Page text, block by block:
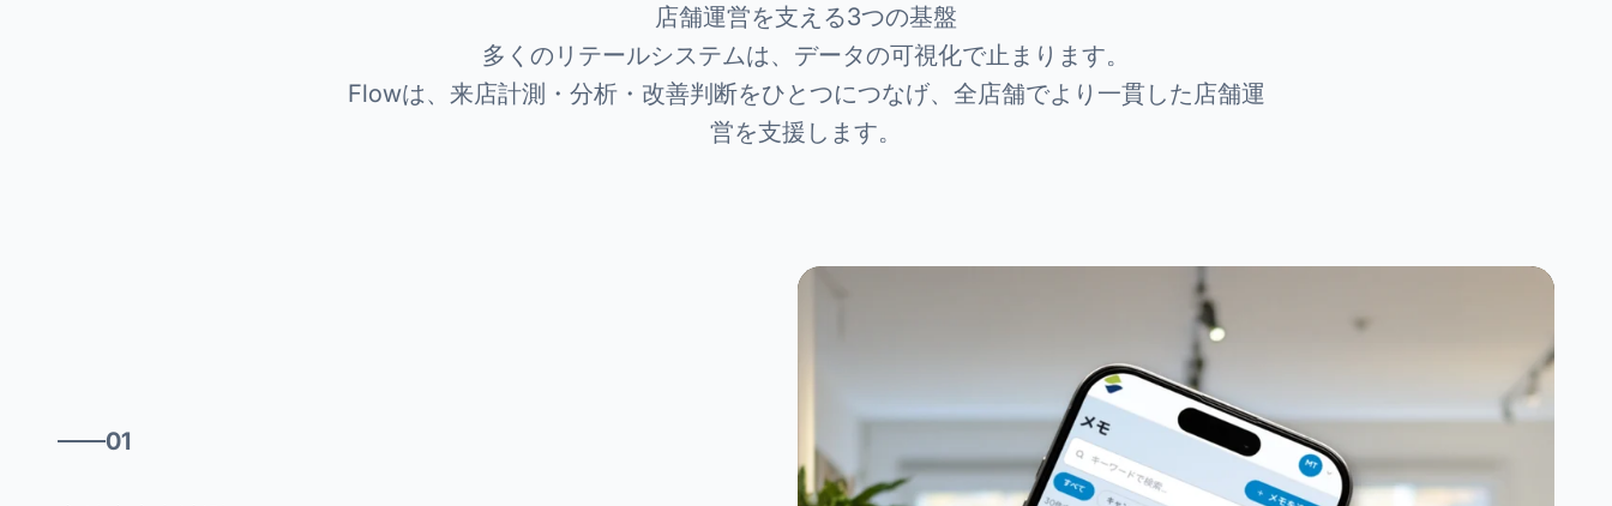
店舗運営を支える3つの基盤
多くのリテールシステムは、データの可視化で止まります。
Flowは、来店計測・分析・改善判断をひとつにつなげ、全店舗でより一貫した店舗運
営を支援します。
01